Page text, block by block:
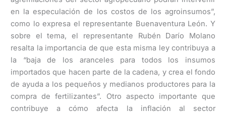
en la especulación de los costos de los agroinsumos”,
como lo expresa el representante Buenaventura León. Y
sobre el tema, el representante Rubén Darío Molano
resalta la importancia de que esta misma ley contribuya a
la “baja de los aranceles para todos los insumos
importados que hacen parte de la cadena, y crea el fondo
de ayuda a los pequeños y medianos productores para la
compra de fertilizantes”. Otro aspecto importante que
contribuye a cómo afecta la inflación al sector